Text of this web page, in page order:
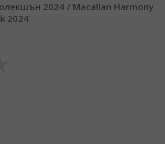
2024 / Macallan Harmony
2024